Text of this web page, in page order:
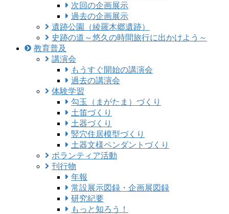
次回の企画展示
過去の企画展示
遺跡公園（綾羅木郷遺跡）
史跡の道～悠久の時間旅行に出かけよう～
教育普及
講演会
もうすぐ開始の講演会
過去の講演会
体験学習
勾玉（まがたま）づくり
土笛づくり
土器づくり
竪穴住居模型づくり
土器文様ペンダントづくり
ボランティア活動
刊行物
年報
常設展示図録・企画展図録
研究紀要
もっと知ろう！